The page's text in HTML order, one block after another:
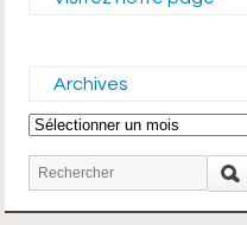
Archives
Archives